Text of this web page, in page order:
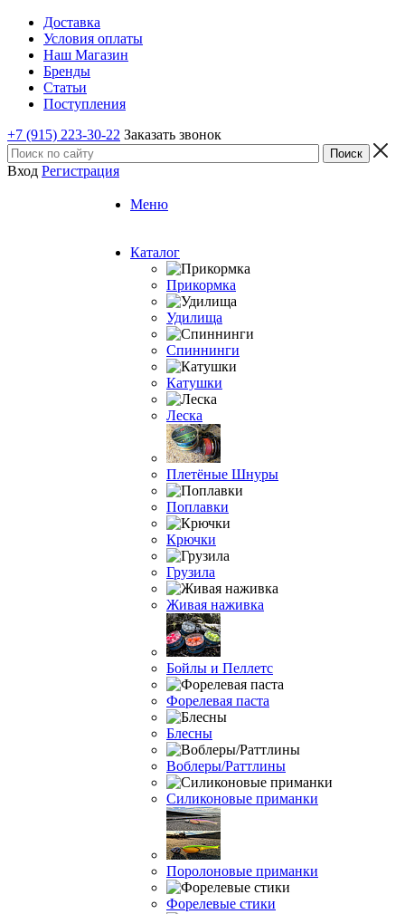
Доставка
Условия оплаты
Наш Магазин
Бренды
Статьи
Поступления
+7 (915) 223-30-22 Заказать звонок
Вход Регистрация
Меню
Каталог
Прикормка
Удилища
Спиннинги
Катушки
Леска
Плетёные Шнуры
Поплавки
Крючки
Грузила
Живая наживка
Бойлы и Пеллетс
Форелевая паста
Блесны
Воблеры/Раттлины
Силиконовые приманки
Поролоновые приманки
Форелевые стики